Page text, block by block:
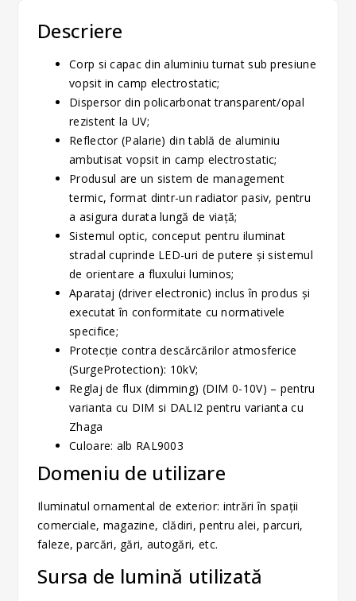
Descriere
Corp si capac din aluminiu turnat sub presiune
vopsit in camp electrostatic;
Dispersor din policarbonat transparent/opal
rezistent la UV;
Reflector (Palarie) din tablă de aluminiu
ambutisat vopsit in camp electrostatic;
Produsul are un sistem de management
termic, format dintr-un radiator pasiv, pentru
a asigura durata lungă de viaţă;
Sistemul optic, conceput pentru iluminat
stradal cuprinde LED-uri de putere și sistemul
de orientare a fluxului luminos;
Aparataj (driver electronic) inclus în produs şi
executat în conformitate cu normativele
specifice;
Protecție contra descărcărilor atmosferice
(SurgeProtection): 10kV;
Reglaj de flux (dimming) (DIM 0-10V) – pentru
varianta cu DIM si DALI2 pentru varianta cu
Zhaga
Culoare: alb RAL9003
Domeniu de utilizare
Iluminatul ornamental de exterior: intrări în spaţii
comerciale, magazine, clădiri, pentru alei, parcuri,
faleze, parcări, gări, autogări, etc.
Sursa de lumină utilizată